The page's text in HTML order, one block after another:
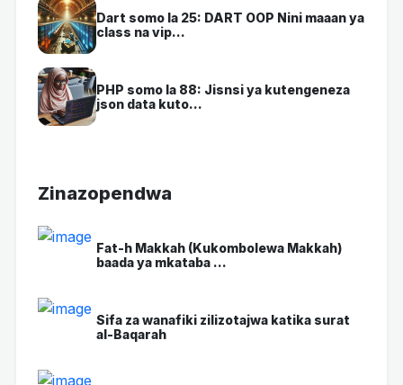
Dart somo la 25: DART OOP Nini maaan ya
class na vip...
PHP somo la 88: Jisnsi ya kutengeneza
json data kuto...
Zinazopendwa
Fat-h Makkah (Kukombolewa Makkah)
baada ya mkataba ...
Sifa za wanafiki zilizotajwa katika surat
al-Baqarah